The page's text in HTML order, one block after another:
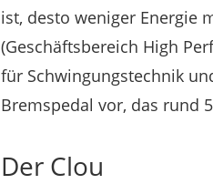
ist, desto weniger Energie
(Geschäftsbereich High
für Schwingungstechnik
Bremspedal vor, das rund
Der Clou